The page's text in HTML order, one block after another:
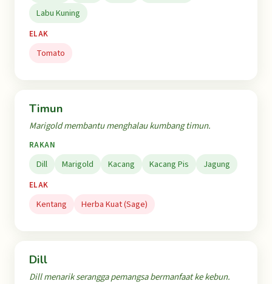
Labu Kuning
ELAK
Tomato
Timun
Marigold membantu menghalau kumbang timun.
RAKAN
Dill Marigold Kacang Kacang Pis Jagung
ELAK
Kentang Herba Kuat (Sage)
Dill
Dill menarik serangga pemangsa bermanfaat ke kebun.